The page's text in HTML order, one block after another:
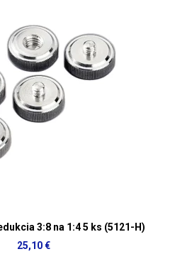
3:8 na 1:4 5 ks (5121-H)
25,10 €